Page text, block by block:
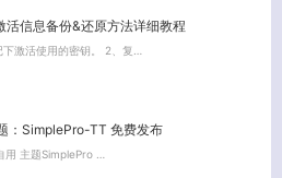
活信息备份&还原方法详细教程
激活使用的密钥。 2、复…
：SimplePro-TT 免费发布
用 主题SimplePro …